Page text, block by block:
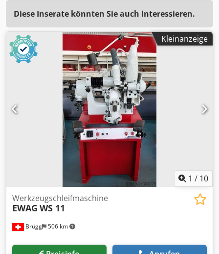
Diese Inserate könnten Sie auch interessieren.
Kleinanzeige
1 / 10
Brügg 506 km
Werkzeugschleifmaschine
EWAG WS 11